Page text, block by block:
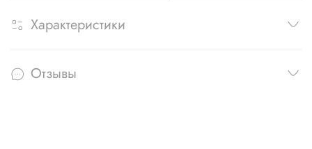
Характеристики
Отзывы